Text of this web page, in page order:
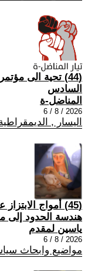
(44) تحية الى
السادس
المناضل-ة
2026 / 8 / 6
اليسار ,
(45) أمواج
هندسة الحدود إلى
ياسين لمقدم
2026 / 8 / 6
مواضيع وابحاث